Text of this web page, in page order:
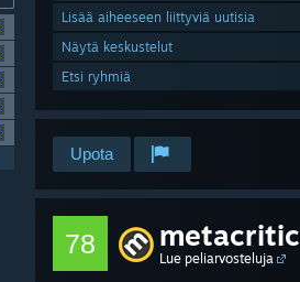
Lisää aiheeseen liittyviä uutisia
Näytä keskustelut
Etsi ryhmiä
Upota
78 metacritic
Lue peliarvosteluja